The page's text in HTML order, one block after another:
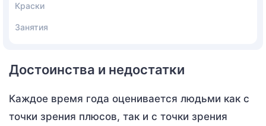
Краски
Занятия
Достоинства и недостатки
Каждое время года оценивается людьми как с
точки зрения плюсов, так и с точки зрения